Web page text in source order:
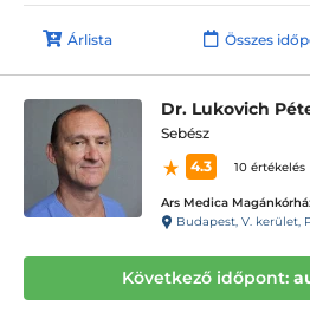
Árlista Összes
Dr. Lukovich
Sebész
4.3
10 értékelés
Ars Medica
Budapest, V. kerület,
Következő időpont: